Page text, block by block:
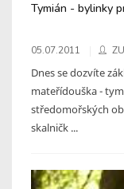
Tymián - bylinky
05.07.2011
Dnes se dozvíte
mateřídouška -
středomořských
skalničk ...